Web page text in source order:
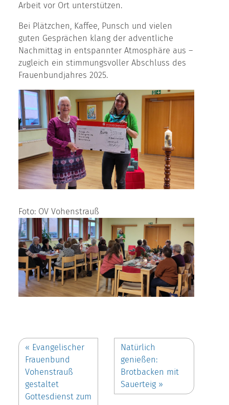
Arbeit vor Ort unterstützen.
Bei Plätzchen, Kaffee, Punsch und vielen
guten Gesprächen klang der adventliche
Nachmittag in entspannter Atmosphäre aus –
zugleich ein stimmungsvoller Abschluss des
Frauenbundjahres 2025.
Foto: OV Vohenstrauß
« Evangelischer
Frauenbund
Vohenstrauß
gestaltet
Gottesdienst zum
Natürlich
genießen:
Brotbacken mit
Sauerteig »